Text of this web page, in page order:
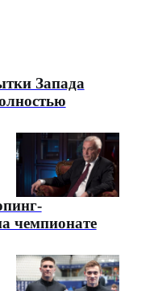
Запада
чемпионате